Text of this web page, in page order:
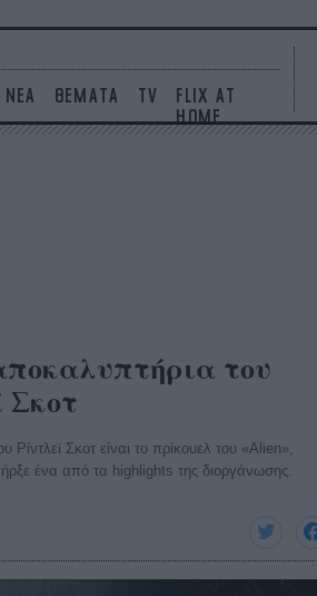
ΝΕΑ ΘΕΜΑΤΑ TV
FLIX AT
HOME
του
Σκοτ
Σκοτ είναι το πρίκουελ του «Alien»,
ένα από τα highlights της διοργάνωσης.